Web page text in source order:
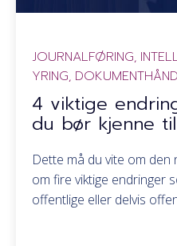
JOURNALFØRING,
YRING,
4 viktige
du bør kjenne til
Dette må du vite om den
om fire viktige endringer
offentlige eller delvis